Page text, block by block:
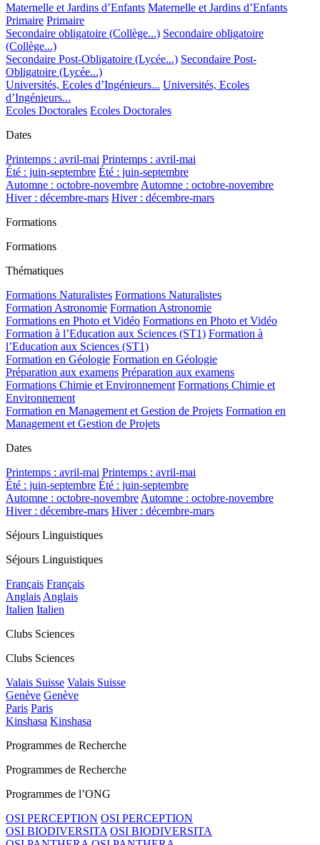
Maternelle et Jardins d’Enfants Maternelle et Jardins d’Enfants
Primaire Primaire
Secondaire obligatoire (Collège...) Secondaire obligatoire
(Collège...)
Secondaire Post-Obligatoire (Lycée...) Secondaire Post-
Obligatoire (Lycée...)
Universités, Ecoles d’Ingénieurs... Universités, Ecoles
d’Ingénieurs...
Ecoles Doctorales Ecoles Doctorales
Dates
Printemps : avril-mai Printemps : avril-mai
Été : juin-septembre Été : juin-septembre
Automne : octobre-novembre Automne : octobre-novembre
Hiver : décembre-mars Hiver : décembre-mars
Formations
Formations
Thématiques
Formations Naturalistes Formations Naturalistes
Formation Astronomie Formation Astronomie
Formations en Photo et Vidéo Formations en Photo et Vidéo
Formation à l’Education aux Sciences (ST1) Formation à
l’Education aux Sciences (ST1)
Formation en Géologie Formation en Géologie
Préparation aux examens Préparation aux examens
Formations Chimie et Environnement Formations Chimie et
Environnement
Formation en Management et Gestion de Projets Formation en
Management et Gestion de Projets
Dates
Printemps : avril-mai Printemps : avril-mai
Été : juin-septembre Été : juin-septembre
Automne : octobre-novembre Automne : octobre-novembre
Hiver : décembre-mars Hiver : décembre-mars
Séjours Linguistiques
Séjours Linguistiques
Français Français
Anglais Anglais
Italien Italien
Clubs Sciences
Clubs Sciences
Valais Suisse Valais Suisse
Genève Genève
Paris Paris
Kinshasa Kinshasa
Programmes de Recherche
Programmes de Recherche
Programmes de l’ONG
OSI PERCEPTION OSI PERCEPTION
OSI BIODIVERSITA OSI BIODIVERSITA